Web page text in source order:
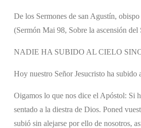
De los Sermones de san Agustín, obispo
(Sermón Mai 98, Sobre la ascensión
NADIE HA SUBIDO AL CIELO
Hoy nuestro Señor Jesucristo ha
Oigamos lo que nos dice el Apóstol: Si
sentado a la diestra de Dios. Poned
subió sin alejarse por ello de nosotros,